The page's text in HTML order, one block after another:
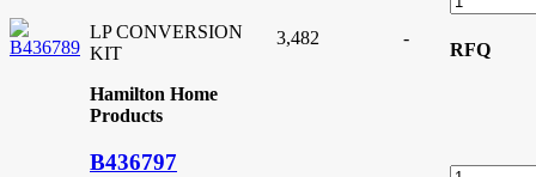
LP CONVERSION
KIT
Hamilton Home
Products
3,482 -
RFQ
B436797